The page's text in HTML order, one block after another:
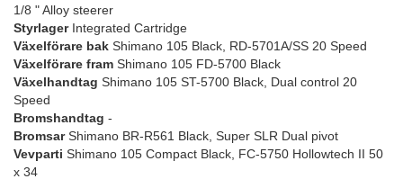
1/8 " Alloy steerer
StyrlagerIntegrated Cartridge
Växelförare bak Shimano 105 Black, RD-5701A/SS 20 Speed
Växelförare fram Shimano 105 FD-5700 Black
Växelhandtag Shimano 105 ST-5700 Black, Dual control 20
Speed
Bromshandtag -
BromsarShimano BR-R561 Black, Super SLR Dual pivot
Vevparti Shimano 105 Compact Black, FC-5750 Hollowtech II 50
x 34